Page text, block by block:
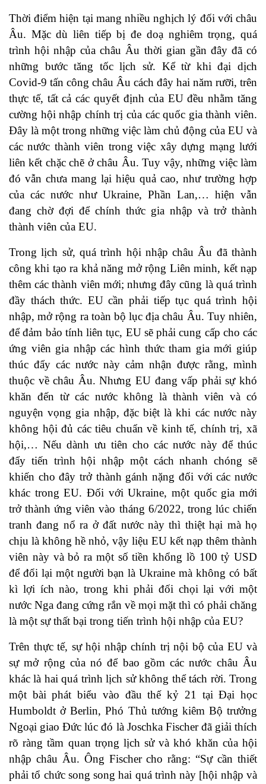
Thời điểm hiện tại mang nhiều nghịch lý đối với châu
Âu. Mặc dù liên tiếp bị đe doạ nghiêm trọng, quá
trình hội nhập của châu Âu thời gian gần đây đã có
những bước tăng tốc lịch sử. Kể từ khi đại dịch
Covid-9 tấn công châu Âu cách đây hai năm rưỡi, trên
thực tế, tất cả các quyết định của EU đều nhằm tăng
cường hội nhập chính trị của các quốc gia thành viên.
Đây là một trong những việc làm chủ động của EU và
các nước thành viên trong việc xây dựng mạng lưới
liên kết chặc chẽ ở châu Âu. Tuy vậy, những việc làm
đó vẫn chưa mang lại hiệu quả cao, như trường hợp
của các nước như Ukraine, Phần Lan,… hiện vẫn
đang chờ đợi để chính thức gia nhập và trở thành
thành viên của EU.
Trong lịch sử, quá trình hội nhập châu Âu đã thành
công khi tạo ra khả năng mở rộng Liên minh, kết nạp
thêm các thành viên mới; nhưng đây cũng là quá trình
đầy thách thức. EU cần phải tiếp tục quá trình hội
nhập, mở rộng ra toàn bộ lục địa châu Âu. Tuy nhiên,
để đảm bảo tính liên tục, EU sẽ phải cung cấp cho các
ứng viên gia nhập các hình thức tham gia mới giúp
thúc đẩy các nước này cảm nhận được rằng, mình
thuộc về châu Âu. Nhưng EU đang vấp phải sự khó
khăn đến từ các nước không là thành viên và có
nguyện vọng gia nhập, đặc biệt là khi các nước này
không hội đủ các tiêu chuẩn về kinh tế, chính trị, xã
hội,… Nếu dành ưu tiên cho các nước này để thúc
đẩy tiến trình hội nhập một cách nhanh chóng sẽ
khiến cho đây trở thành gánh nặng đối với các nước
khác trong EU. Đối với Ukraine, một quốc gia mới
trở thành ứng viên vào tháng 6/2022, trong lúc chiến
tranh đang nổ ra ở đất nước này thì thiệt hại mà họ
chịu là không hề nhỏ, vậy liệu EU kết nạp thêm thành
viên này và bỏ ra một số tiền khổng lồ 100 tỷ USD
để đổi lại một người bạn là Ukraine mà không có bất
kì lợi ích nào, trong khi phải đối chọi lại với một
nước Nga đang cứng rắn về mọi mặt thì có phải chăng
là một sự thất bại trong tiến trình hội nhập của EU?
Trên thực tế, sự hội nhập chính trị nội bộ của EU và
sự mở rộng của nó để bao gồm các nước châu Âu
khác là hai quá trình lịch sử không thể tách rời. Trong
một bài phát biểu vào đầu thế kỷ 21 tại Đại học
Humboldt ở Berlin, Phó Thủ tướng kiêm Bộ trưởng
Ngoại giao Đức lúc đó là Joschka Fischer đã giải thích
rõ ràng tầm quan trọng lịch sử và khó khăn của hội
nhập châu Âu. Ông Fischer cho rằng: “Sự cần thiết
phải tổ chức song song hai quá trình này [hội nhập và